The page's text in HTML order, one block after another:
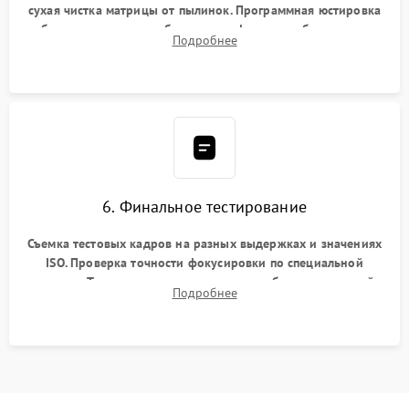
сухая чистка матрицы от пылинок. Программная юстировка
рабочего отрезка, калибровка автофокуса, стабилизатора и
экспозамера с помощью сервисного ПО.
Подробнее
6. Финальное тестирование
Съемка тестовых кадров на разных выдержках и значениях
ISO. Проверка точности фокусировки по специальной
мишени. Тест записи на карту памяти, работы встроенной
вспышки, микрофона и всех кнопок управления.
Подробнее